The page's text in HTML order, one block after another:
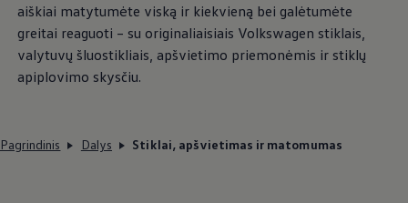
aiškiai matytumėte viską ir kiekvieną bei galėtumėte
greitai reaguoti – su originaliaisiais Volkswagen stiklais,
valytuvų šluostikliais, apšvietimo priemonėmis ir stiklų
apiplovimo skysčiu.
Pagrindinis Dalys Stiklai, apšvietimas ir matomumas